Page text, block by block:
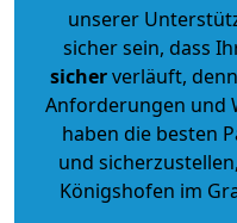
unserer
sicher sein, dass
sicherverläuft,
Anforderungen und
haben die besten
und
Königshofen im